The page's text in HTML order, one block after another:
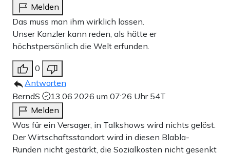
Melden
Das muss man ihm wirklich lassen.
Unser Kanzler kann reden, als hätte er
höchstpersönlich die Welt erfunden.
0
Antworten
BerndS
13.06.2026 um 07:26 Uhr 54T
Melden
Was für ein Versager, in Talkshows wird nichts gelöst.
Der Wirtschaftsstandort wird in diesen Blabla-
Runden nicht gestärkt, die Sozialkosten nicht gesenkt